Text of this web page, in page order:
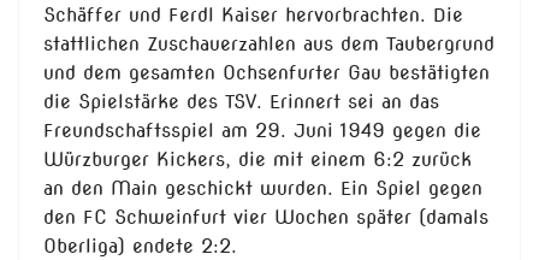
Schäffer und Ferdl Kaiser hervorbrachten. Die
stattlichen Zuschauerzahlen aus dem Taubergrund
und dem gesamten Ochsenfurter Gau bestätigten
die Spielstärke des TSV. Erinnert sei an das
Freundschaftsspiel am 29. Juni 1949 gegen die
Würzburger Kickers, die mit einem 6:2 zurück
an den Main geschickt wurden. Ein Spiel gegen
den FC Schweinfurt vier Wochen später (damals
Oberliga) endete 2:2.